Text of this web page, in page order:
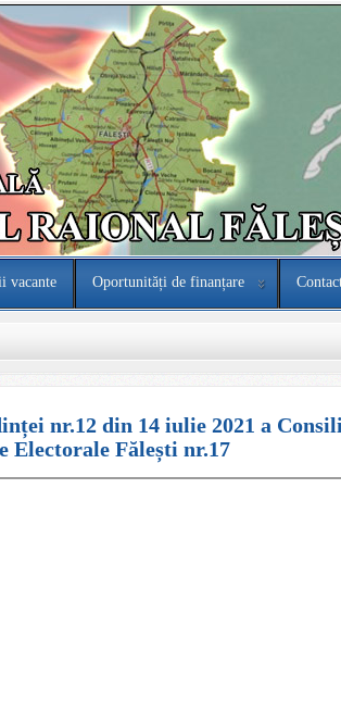
vacante Oportunități de finanțare
nr.12 din 14 iulie 2021 a
Electorale Fălești nr.17